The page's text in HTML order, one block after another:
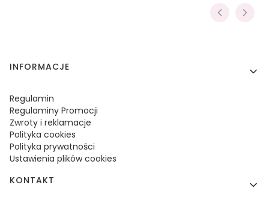
Linki w stopce
INFORMACJE
Regulamin
Regulaminy Promocji
Zwroty i reklamacje
Polityka cookies
Polityka prywatności
Ustawienia plików cookies
KONTAKT